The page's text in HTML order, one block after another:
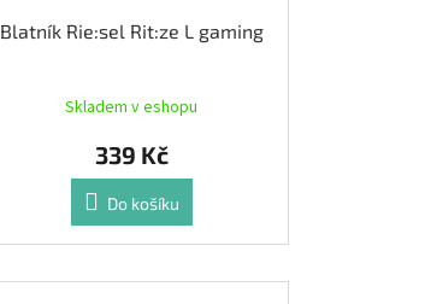
Blatník Rie:sel Rit:ze L gaming
Skladem v eshopu
339 Kč
Do košíku